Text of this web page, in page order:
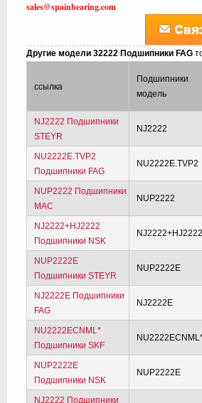
sales@spainbearing.com
Другие модели 32222 Подшипники FAG
ссылка
Подшипники
модель
NJ2222 Подшипники
STEYR
NJ2222
NU2222E.TVP2
Подшипники FAG
NU2222E.TVP2
NUP2222 Подшипники
MAC
NUP2222
NJ2222+HJ2222
Подшипники NSK
NJ2222+HJ2222
NUP2222E
Подшипники STEYR
NUP2222E
NJ2222E Подшипники
FAG
NJ2222E
NU2222ECNML*
Подшипники SKF
NUP2222E
Подшипники NSK
NUP2222E
NJ2222 Подшипники